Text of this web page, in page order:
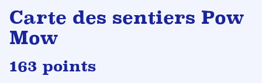
Carte des sentiers Pow
Mow
163 points